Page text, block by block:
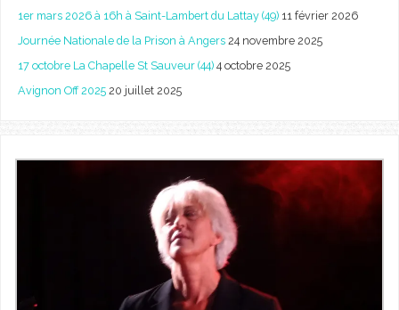
1er mars 2026 à 16h à Saint-Lambert du Lattay (49) 11 février 2026
Journée Nationale de la Prison à Angers 24 novembre 2025
17 octobre La Chapelle St Sauveur (44) 4 octobre 2025
Avignon Off 2025 20 juillet 2025